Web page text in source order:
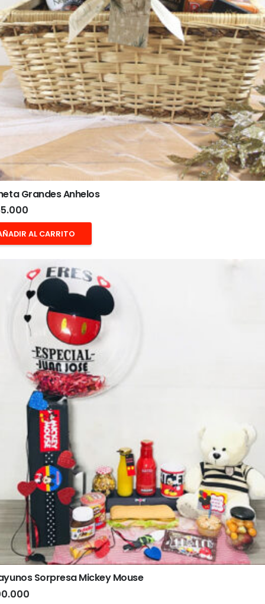
Grandes Anhelos
AL CARRITO
Sorpresa Mickey Mouse